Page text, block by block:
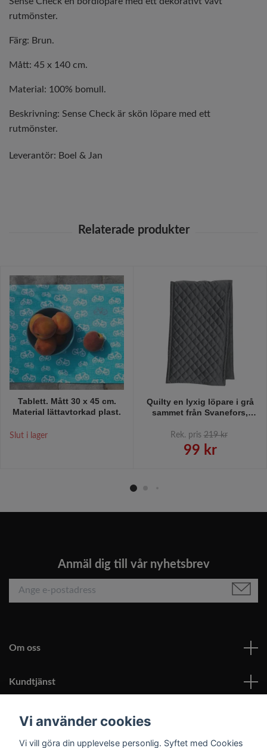
rutmönster.
Färg: Brun.
Mått: 45 x 140 cm.
Material: 100% bomull.
Beskrivning: Sense Check är skön löpare med ett
rutmönster.
Leverantör: Boel & Jan
Tablett. Mått 30 x 45 cm.
Material lättavtorkad plast.
Slut i lager
Quilty en lyxig löpare i grå
sammet från Svanefors,
Rek. pris 219 kr
99 kr
Anmäl dig till vår nyhetsbrev
Om oss
Kundtjänst
Läs mer
Vi använder cookies
Vi vill göra din upplevelse personlig. Syftet med Cookies